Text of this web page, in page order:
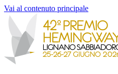
Vai al contenuto principale